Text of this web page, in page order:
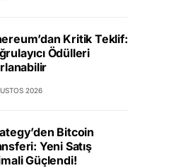
Kritik Teklif:
Ödülleri
2026
Bitcoin
Yeni Satış
Güçlendi!